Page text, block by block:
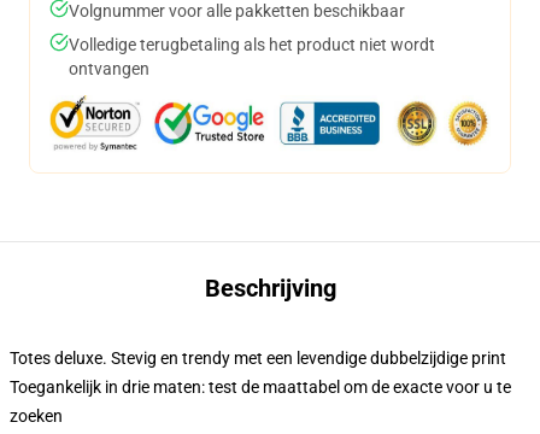
Volgnummer voor alle pakketten beschikbaar
Volledige terugbetaling als het product niet wordt
ontvangen
Beschrijving
Totes deluxe. Stevig en trendy met een levendige dubbelzijdige print
Toegankelijk in drie maten: test de maattabel om de exacte voor u te
zoeken